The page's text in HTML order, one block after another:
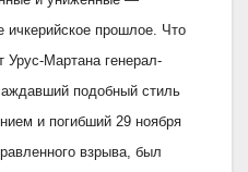
ичкерийское прошлое. Что
Мартана генерал-
подобный стиль
и погибший 29 ноября
взрыва, был